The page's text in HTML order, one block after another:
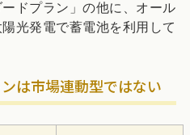
ドプラン」の他に、オール
光発電で蓄電池を利用して
は市場連動型ではない